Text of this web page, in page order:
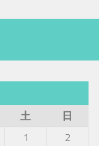
土
日
1
2